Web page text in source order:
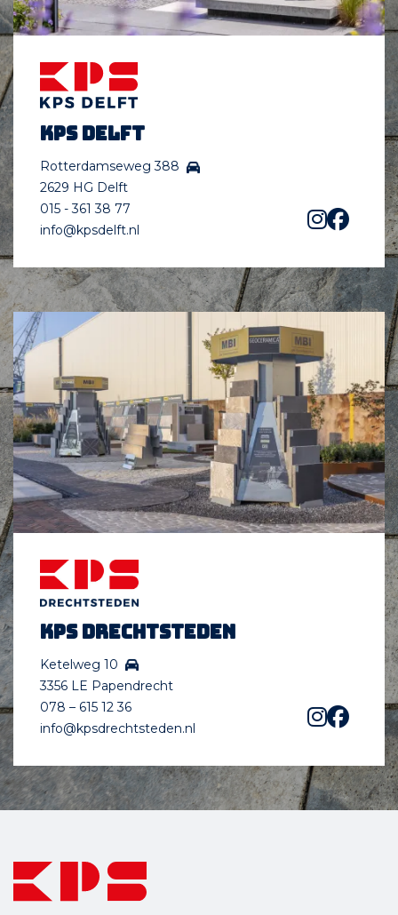
KPS Delft
Rotterdamseweg 388
2629 HG Delft
015 - 361 38 77
info@kpsdelft.nl
KPS Drechtsteden
Ketelweg 10
3356 LE Papendrecht
078 – 615 12 36
info@kpsdrechtsteden.nl